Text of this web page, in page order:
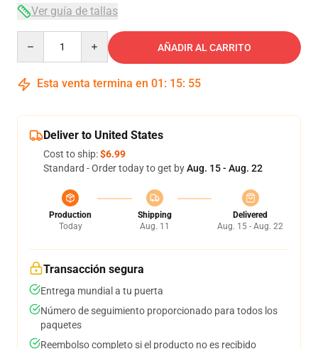
Ver guía de tallas
AÑADIR AL CARRITO
Esta venta termina en 01 : 15: 54
Deliver to United States
Cost to ship:$6.99
Standard - Order today to get byAug. 15 - Aug. 22
Production
Today
Shipping
Aug. 11
Delivered
Aug. 15 - Aug. 22
Transacción segura
Entrega mundial a tu puerta
Número de seguimiento proporcionado para todos los
paquetes
Reembolso completo si el producto no es recibido